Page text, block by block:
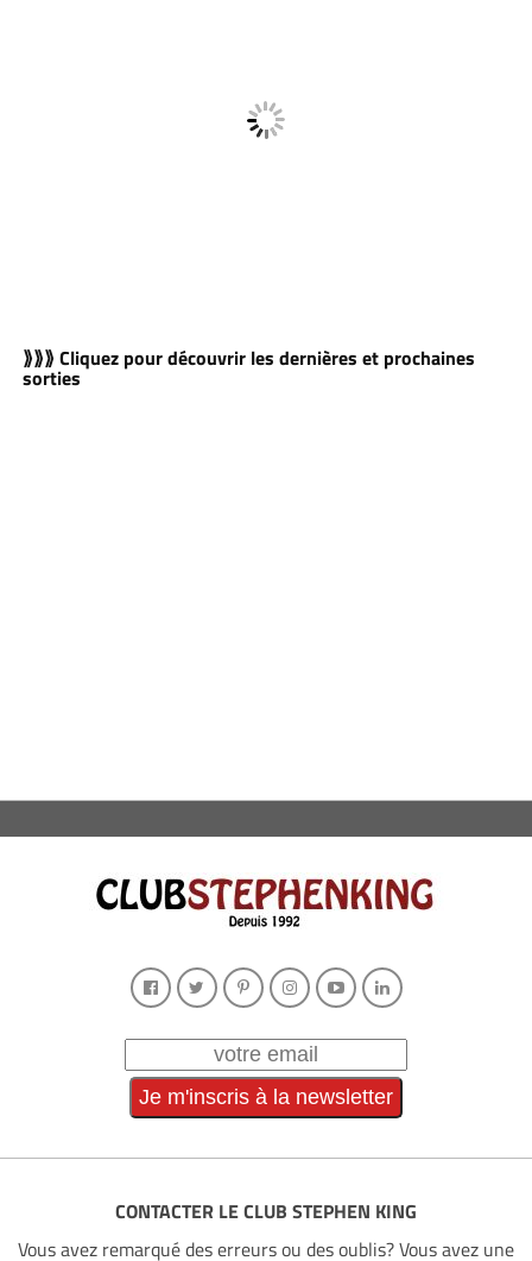
⟫⟫⟫ Cliquez pour découvrir les dernières et prochaines
sorties
CONTACTER LE CLUB STEPHEN KING
Vous avez remarqué des erreurs ou des oublis? Vous avez une